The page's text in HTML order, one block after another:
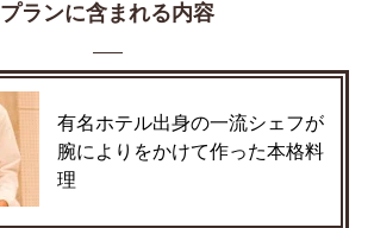
プランに含まれる内容
有名ホテル出身の一流シェフが
腕によりをかけて作った本格料
理